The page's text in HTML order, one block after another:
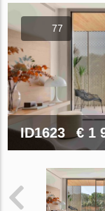
77
ID1623 € 1